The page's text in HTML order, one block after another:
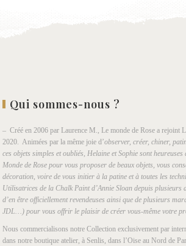
Qui sommes-nous ?
– Créé en 2006 par Laurence M., Le monde de Rose a rejoint
2020. Animées par la même joie d’observer, créer, chiner,
ces objets simples et oubliés, Helaine et Sophie sont
Monde de Rose pour vous proposer de beaux objets, vous
décoration, voire de vous initier à la patine et à toutes les
Utilisatrices de la Chalk Paint d’Annie Sloan depuis plusieurs
d’en être officiellement revendeuses ainsi que de plusieurs
JDL…) pour vous offrir le plaisir de créer vous-même votre
Nous commercialisons notre Collection exclusivement par
dans notre boutique atelier, à Senlis, dans l’Oise au Nord de